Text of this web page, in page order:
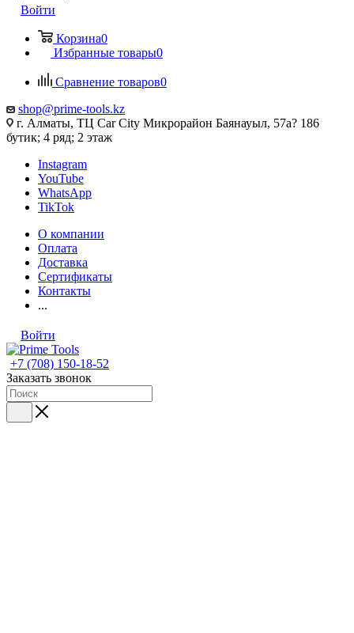
Войти
Корзина0
Избранные товары0
Сравнение товаров0
shop@prime-tools.kz
г. Алматы, ТЦ Car City​ ​Микрорайон Баянауыл, 57а? ​186
бутик; 4 ряд; 2 этаж
Instagram
YouTube
WhatsApp
TikTok
О компании
Оплата
Доставка
Сертификаты
Контакты
...
Войти
+7 (708) 150-18-52
Заказать звонок